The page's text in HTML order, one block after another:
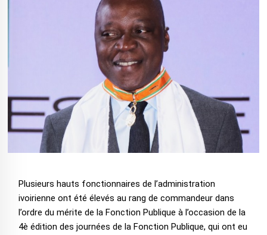
Plusieurs hauts fonctionnaires de l’administration
ivoirienne ont été élevés au rang de commandeur dans
l’ordre du mérite de la Fonction Publique à l’occasion de la
4è édition des journées de la Fonction Publique, qui ont eu